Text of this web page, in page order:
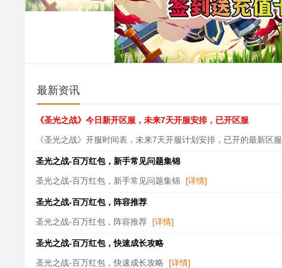
最新资讯
《圣光之战》今日新开区服，未来7天开服安排，已开区服
《圣光之战》开服时间表，未来7天开服计划安排，已开的最新区服
圣光之战-百万红包，新手常见问题集锦
圣光之战-百万红包，新手常见问题集锦 [详情]
圣光之战-百万红包，阵容推荐
圣光之战-百万红包，阵容推荐 [详情]
圣光之战-百万红包，快速成长攻略
圣光之战-百万红包，快速成长攻略 [详情]